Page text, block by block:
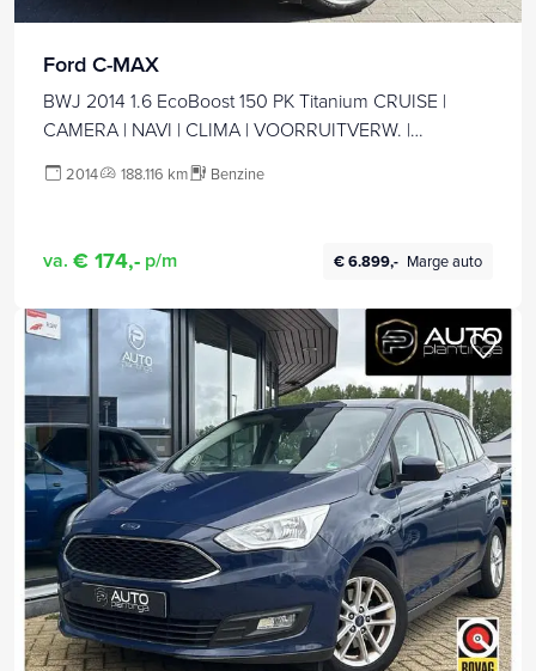
Ford C-MAX
BWJ 2014 1.6 EcoBoost 150 PK Titanium CRUISE |
CAMERA | NAVI | CLIMA | VOORRUITVERW. |
2014 188.116 km Benzine
va. € 174,- p/m € 6.899,- Marge auto